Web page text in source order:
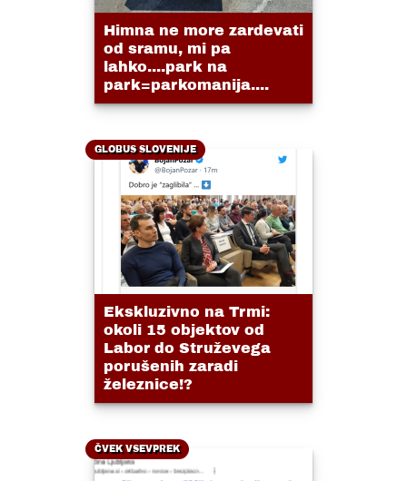
Himna ne more zardevati
od sramu, mi pa
lahko....park na
park=parkomanija....
GLOBUS SLOVENIJE
Ekskluzivno na Trmi:
okoli 15 objektov od
Labor do Struževega
porušenih zaradi
železnice!?
ČVEK VSEVPREK